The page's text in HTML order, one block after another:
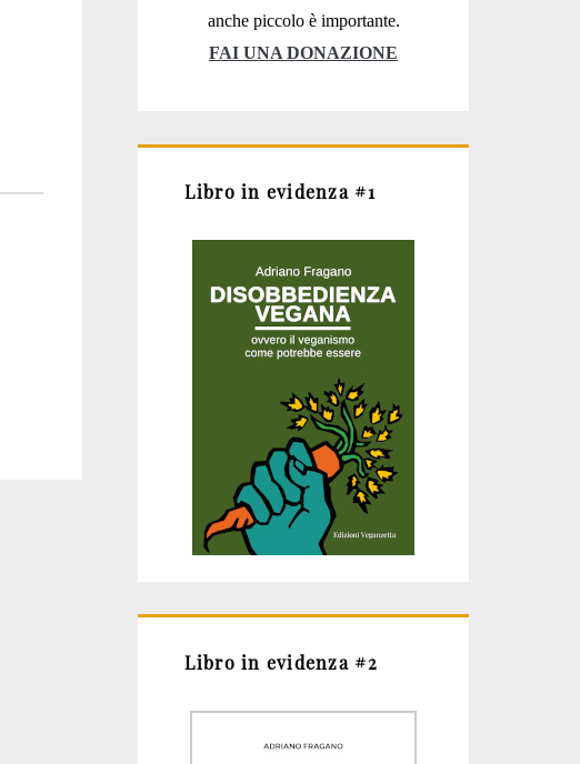
anche piccolo è importante.
FAI UNA DONAZIONE
Libro in evidenza #1
Libro in evidenza #2